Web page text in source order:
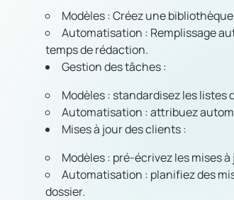
Modèles: Créez une
Automatisation : Remplissage
temps de rédaction.
Gestion des tâches:
Modèles: standardisez les listes
Automatisation : attribuez
Mises à jour des clients:
Modèles: pré-écrivez les mises
Automatisation : planifiez des
dossier.